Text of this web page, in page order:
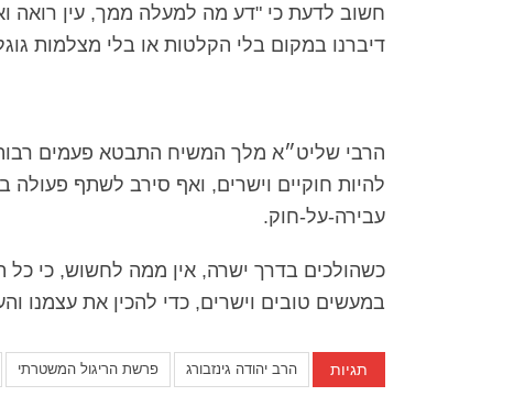
חשוב לדעת כי "דע מה למעלה ממך, עין רואה
דיברנו במקום בלי הקלטות או בלי מצלמות
הרבי שליט״א מלך המשיח התבטא פעמים רבות
להיות חוקיים וישרים, ואף סירב לשתף
עבירה-על-חוק.
כשהולכים בדרך ישרה, אין ממה לחשוש, כי כל
במעשים טובים וישרים, כדי להכין את עצמנו
תגיות הרב יהודה גינזבורג פרשת הריגול המשטרתי